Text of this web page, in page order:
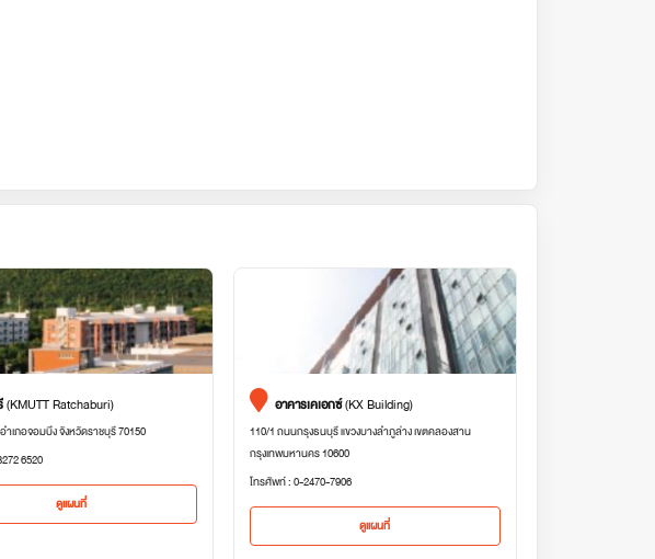
(KMUTT Ratchaburi)
ำเภอจอมบึง จังหวัดราชบุรี 70150
6520
ดูแผนที่
อาคารเคเอกซ์(KX Building)
110/1 ถนนกรุงธนบุรี แขวงบางลำภูล่าง เขตคลองสาน
กรุงเทพมหานคร 10600
โทรศัพท์ : 0-2470-7906
ดูแผนที่